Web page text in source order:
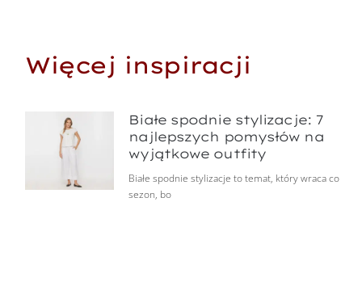
Więcej inspiracji
Białe spodnie stylizacje: 7
najlepszych pomysłów na
wyjątkowe outfity
Białe spodnie stylizacje to temat, który wraca co
sezon, bo